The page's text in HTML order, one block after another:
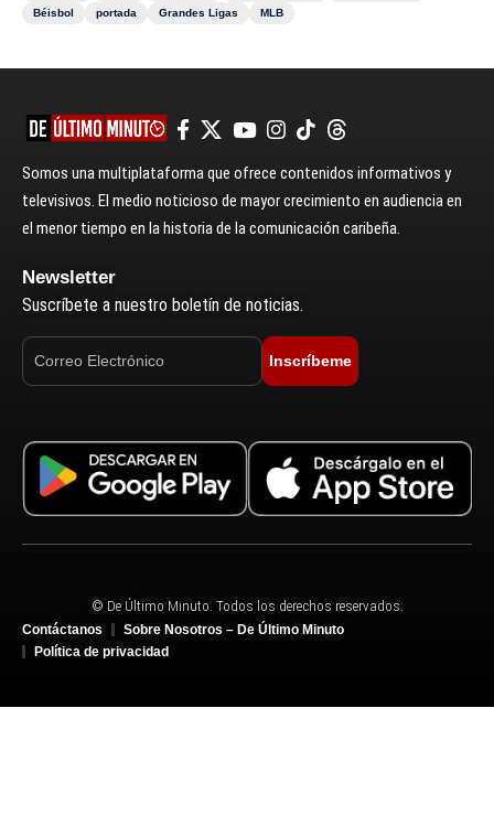
Béisbol
portada Grandes Ligas MLB
Somos una multiplataforma que ofrece contenidos informativos y
televisivos. El medio noticioso de mayor crecimiento en audiencia en
el menor tiempo en la historia de la comunicación caribeña.
Newsletter
Suscríbete a nuestro boletín de noticias.
Inscríbeme
© De Último Minuto. Todos los derechos reservados.
Contáctanos
Sobre Nosotros – De Último Minuto
Política de privacidad